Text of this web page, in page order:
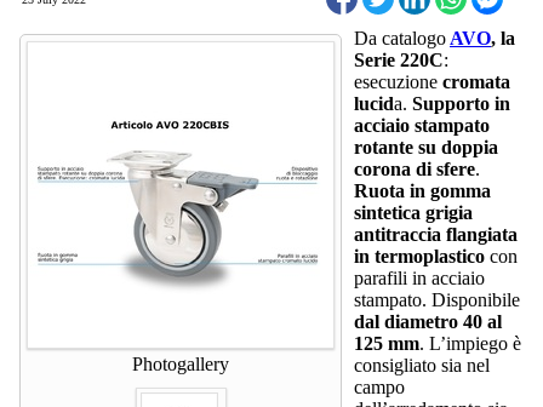
Photogallery
Da catalogo AVO, la
Serie 220C:
esecuzione cromata
lucida. Supporto in
acciaio stampato
rotante su doppia
corona di sfere.
Ruota in gomma
sintetica grigia
antitraccia flangiata
in termoplastico con
parafili in acciaio
stampato. Disponibile
dal diametro 40 al
125 mm. L’impiego è
consigliato sia nel
campo